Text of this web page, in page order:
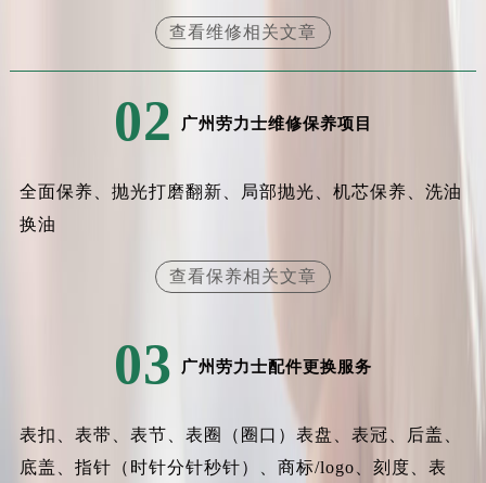
查看维修相关文章
02 广州劳力士维修保养项目
全面保养、抛光打磨翻新、局部抛光、机芯保养、洗油
换油
查看保养相关文章
03 广州劳力士配件更换服务
表扣、表带、表节、表圈（圈口）表盘、表冠、后盖、
底盖、指针（时针分针秒针）、商标/logo、刻度、表